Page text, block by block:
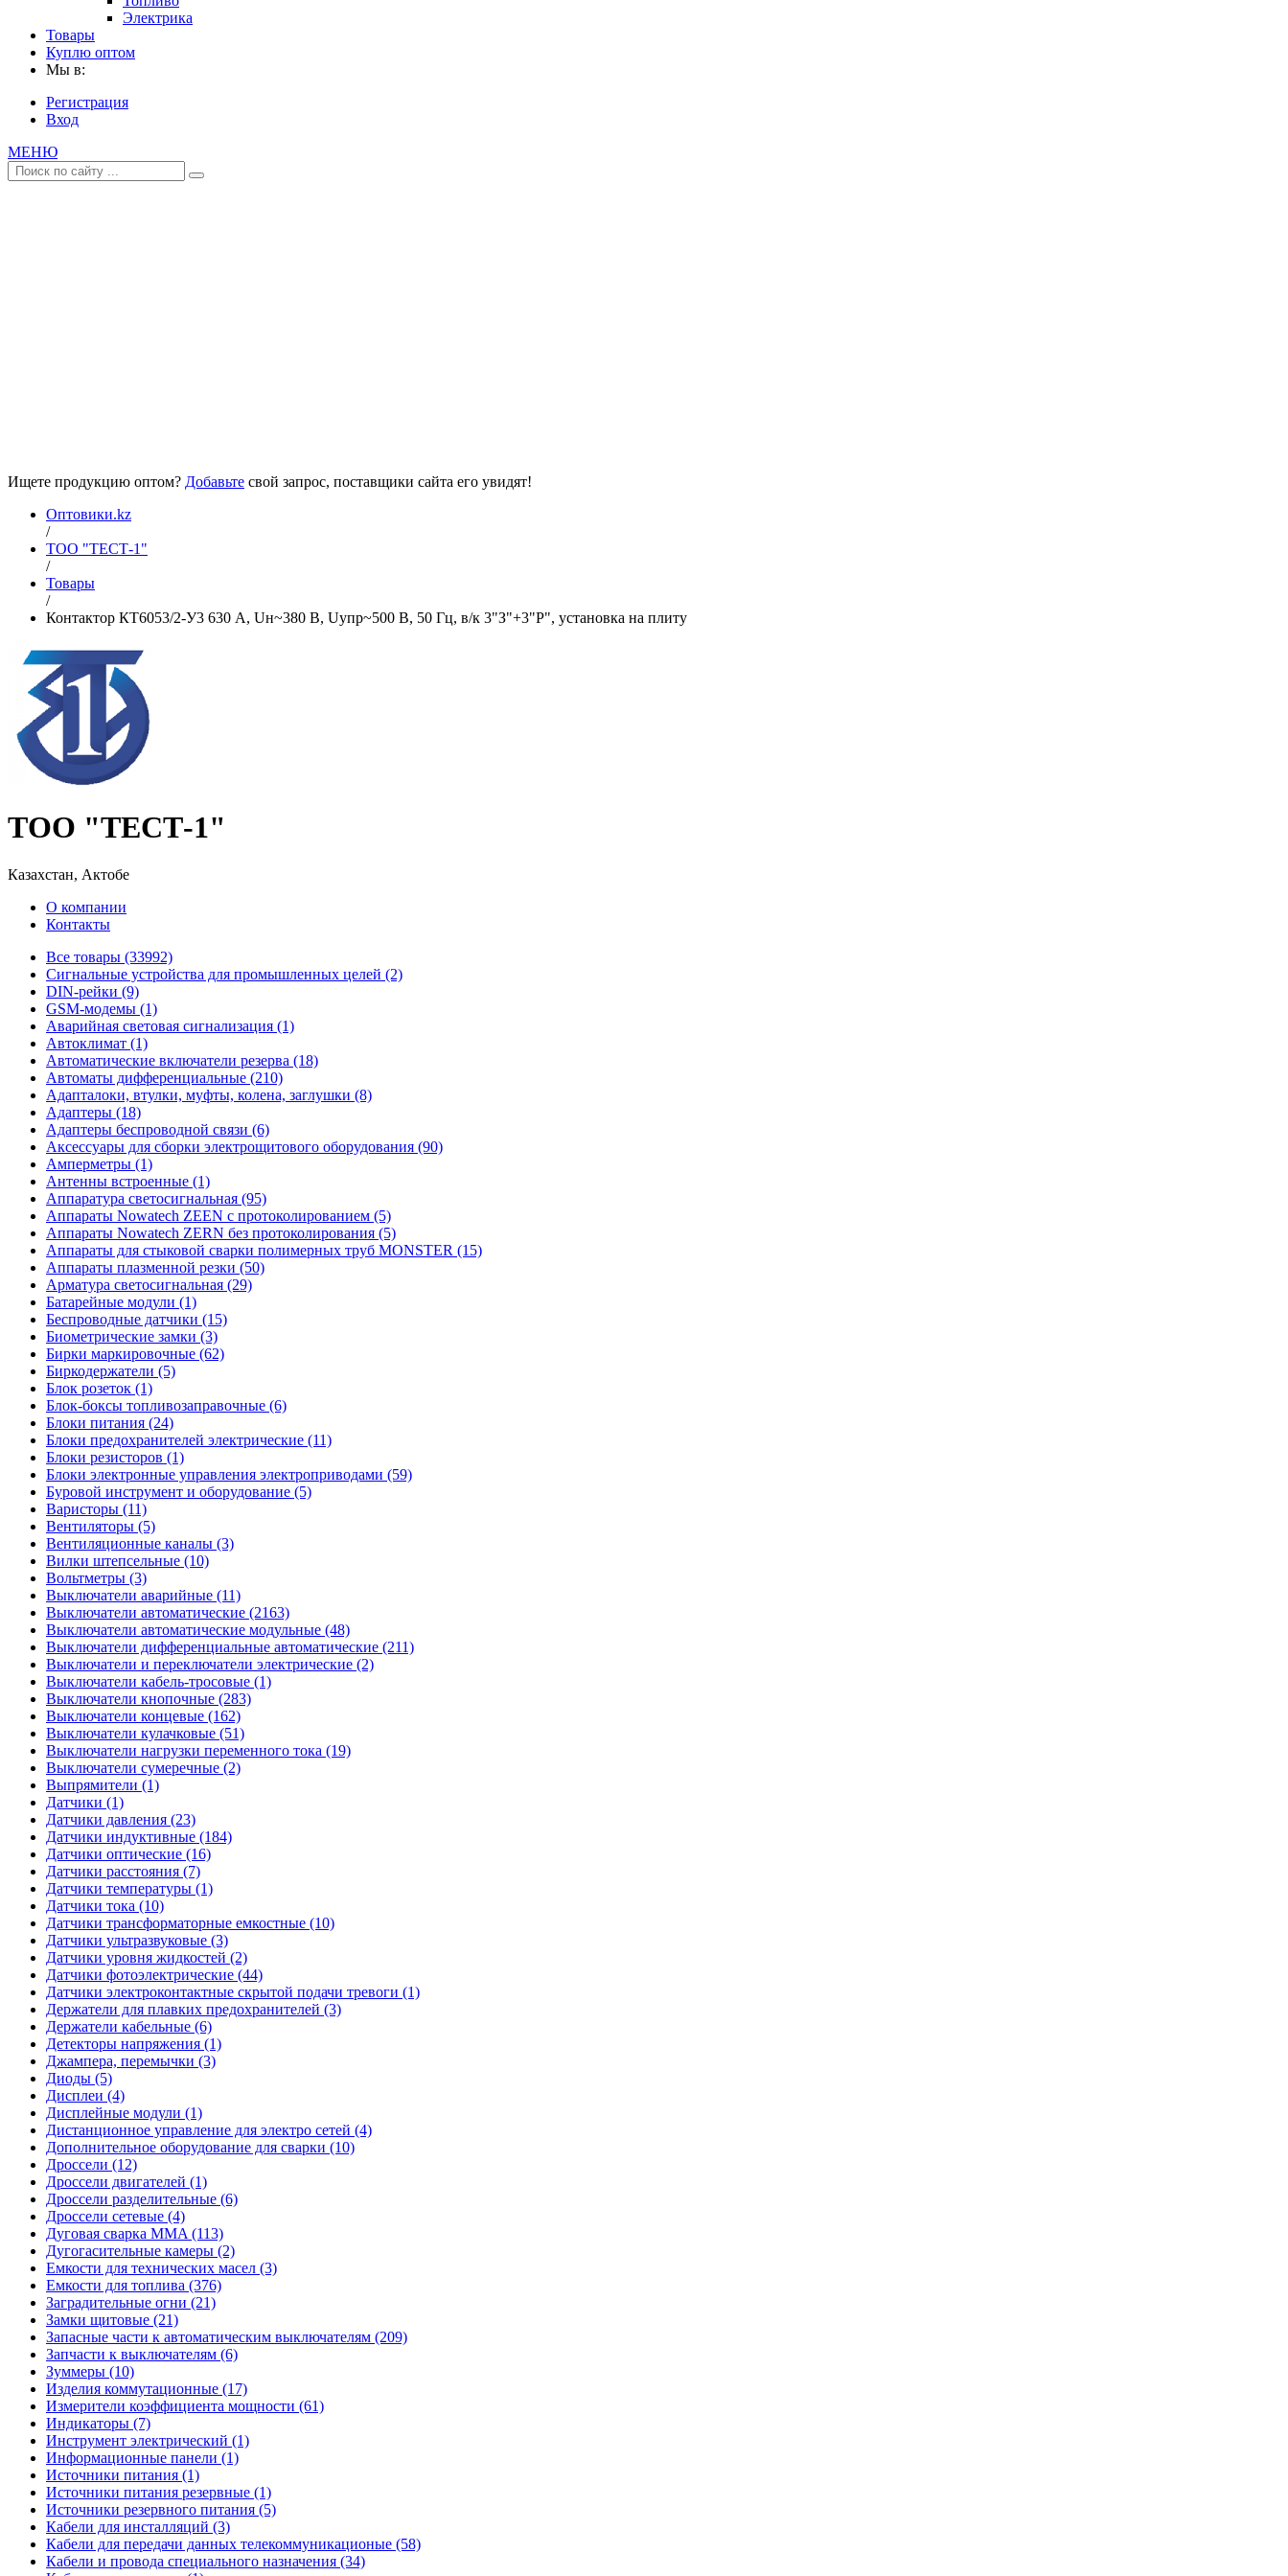
Электрика
Товары
Куплю оптом
Мы в:
Регистрация
Вход
МЕНЮ
Ищете продукцию оптом? Добавьте свой запрос, поставщики сайта его увидят!
Оптовики.kz
/
ТОО "ТЕСТ-1"
/
Товары
/
Контактор КТ6053/2-У3 630 А, Uн~380 В, Uупр~500 В, 50 Гц, в/к 3"З"+3"Р", установка на плиту
ТОО "ТЕСТ-1"
Казахстан, Актобе
О компании
Контакты
Все товары (33992)
Cигнальные устройства для промышленных целей (2)
DIN-рейки (9)
GSM-модемы (1)
Аварийная световая сигнализация (1)
Автоклимат (1)
Автоматические включатели резерва (18)
Автоматы дифференциальные (210)
Адапталоки, втулки, муфты, колена, заглушки (8)
Адаптеры (18)
Адаптеры беспроводной связи (6)
Аксессуары для сборки электрощитового оборудования (90)
Амперметры (1)
Антенны встроенные (1)
Аппаратура светосигнальная (95)
Аппараты Nowatech ZEEN c протоколированием (5)
Аппараты Nowatech ZERN без протоколирования (5)
Аппараты для стыковой сварки полимерных труб MONSTER (15)
Аппараты плазменной резки (50)
Арматура светосигнальная (29)
Батарейные модули (1)
Беспроводные датчики (15)
Биометрические замки (3)
Бирки маркировочные (62)
Биркодержатели (5)
Блок розеток (1)
Блок-боксы топливозаправочные (6)
Блоки питания (24)
Блоки предохранителей электрические (11)
Блоки резисторов (1)
Блоки электронные управления электроприводами (59)
Буровой инструмент и оборудование (5)
Варисторы (11)
Вентиляторы (5)
Вентиляционные каналы (3)
Вилки штепсельные (10)
Вольтметры (3)
Выключатели аварийные (11)
Выключатели автоматические (2163)
Выключатели автоматические модульные (48)
Выключатели дифференциальные автоматические (211)
Выключатели и переключатели электрические (2)
Выключатели кабель-тросовые (1)
Выключатели кнопочные (283)
Выключатели концевые (162)
Выключатели кулачковые (51)
Выключатели нагрузки переменного тока (19)
Выключатели сумеречные (2)
Выпрямители (1)
Датчики (1)
Датчики давления (23)
Датчики индуктивные (184)
Датчики оптические (16)
Датчики расстояния (7)
Датчики температуры (1)
Датчики тока (10)
Датчики трансформаторные емкостные (10)
Датчики ультразвуковые (3)
Датчики уровня жидкостей (2)
Датчики фотоэлектрические (44)
Датчики электроконтактные скрытой подачи тревоги (1)
Держатели для плавких предохранителей (3)
Держатели кабельные (6)
Детекторы напряжения (1)
Джампера, перемычки (3)
Диоды (5)
Дисплеи (4)
Дисплейные модули (1)
Дистанционное управление для электро сетей (4)
Дополнительное оборудование для сварки (10)
Дроссели (12)
Дроссели двигателей (1)
Дроссели разделительные (6)
Дроссели сетевые (4)
Дуговая сварка MMA (113)
Дугогасительные камеры (2)
Емкости для технических масел (3)
Емкости для топлива (376)
Заградительные огни (21)
Замки щитовые (21)
Запасные части к автоматическим выключателям (209)
Запчасти к выключателям (6)
Зуммеры (10)
Изделия коммутационные (17)
Измерители коэффициента мощности (61)
Индикаторы (7)
Инструмент электрический (1)
Информационные панели (1)
Источники питания (1)
Источники питания резервные (1)
Источники резервного питания (5)
Кабели для инсталляций (3)
Кабели для передачи данных телекоммуникационые (58)
Кабели и провода специального назначения (34)